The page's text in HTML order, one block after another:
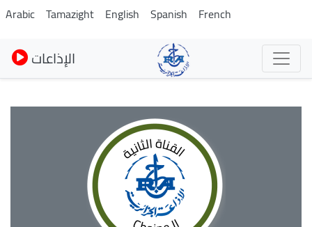
Skip
to
main
content
Arabic Tamazight English Spanish French
الإذاعات